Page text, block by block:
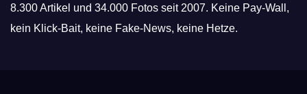
8.300 Artikel und 34.000 Fotos seit 2007. Keine Pay-Wall,
kein Klick-Bait, keine Fake-News, keine Hetze.